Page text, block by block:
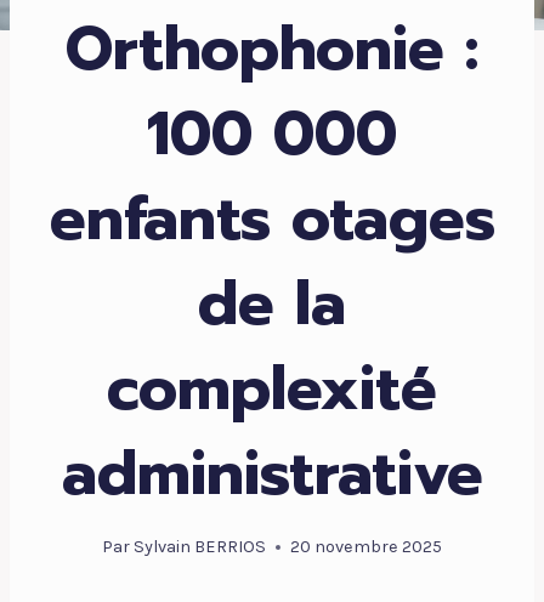
Orthophonie :
100 000
enfants otages
de la
complexité
administrative
Par Sylvain BERRIOS 20 novembre 2025